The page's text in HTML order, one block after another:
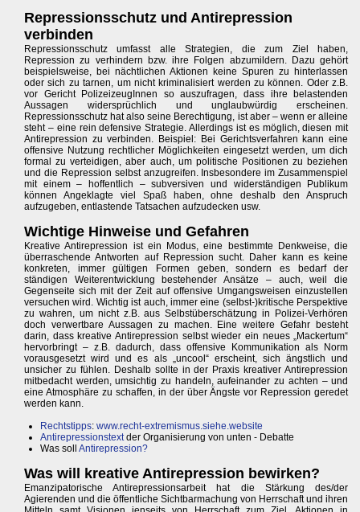
Repressionsschutz und Antirepression
verbinden
Repressionsschutz umfasst alle Strategien, die zum Ziel haben,
Repression zu verhindern bzw. ihre Folgen abzumildern. Dazu gehört
beispielsweise, bei nächtlichen Aktionen keine Spuren zu hinterlassen
oder sich zu tarnen, um nicht kriminalisiert werden zu können. Oder z.B.
vor Gericht PolizeizeugInnen so auszufragen, dass ihre belastenden
Aussagen widersprüchlich und unglaubwürdig erscheinen.
Repressionsschutz hat also seine Berechtigung, ist aber – wenn er alleine
steht – eine rein defensive Strategie. Allerdings ist es möglich, diesen mit
Antirepression zu verbinden. Beispiel: Bei Gerichtsverfahren kann eine
offensive Nutzung rechtlicher Möglichkeiten eingesetzt werden, um dich
formal zu verteidigen, aber auch, um politische Positionen zu beziehen
und die Repression selbst anzugreifen. Insbesondere im Zusammenspiel
mit einem – hoffentlich – subversiven und widerständigen Publikum
können Angeklagte viel Spaß haben, ohne deshalb den Anspruch
aufzugeben, entlastende Tatsachen aufzudecken usw.
Wichtige Hinweise und Gefahren
Kreative Antirepression ist ein Modus, eine bestimmte Denkweise, die
überraschende Antworten auf Repression sucht. Daher kann es keine
konkreten, immer gültigen Formen geben, sondern es bedarf der
ständigen Weiterentwicklung bestehender Ansätze – auch, weil die
Gegenseite sich mit der Zeit auf offensive Umgangsweisen einzustellen
versuchen wird. Wichtig ist auch, immer eine (selbst-)kritische Perspektive
zu wahren, um nicht z.B. aus Selbstüberschätzung in Polizei-Verhören
doch verwertbare Aussagen zu machen. Eine weitere Gefahr besteht
darin, dass kreative Antirepression selbst wieder ein neues „Mackertum“
hervorbringt – z.B. dadurch, dass offensive Kommunikation als Norm
vorausgesetzt wird und es als „uncool“ erscheint, sich ängstlich und
unsicher zu fühlen. Deshalb sollte in der Praxis kreativer Antirepression
mitbedacht werden, umsichtig zu handeln, aufeinander zu achten – und
eine Atmosphäre zu schaffen, in der über Ängste vor Repression geredet
werden kann.
Rechtstipps: www.recht-extremismus.siehe.website
Antirepressionstextder Organisierung von unten - Debatte
Was soll Antirepression?
Was will kreative Antirepression bewirken?
Emanzipatorische Antirepressionsarbeit hat die Stärkung des/der
Agierenden und die öffentliche Sichtbarmachung von Herrschaft und ihren